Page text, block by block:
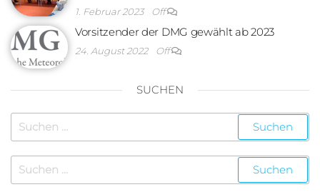
1. Februar 2023 Off
Vorsitzender der DMG gewählt ab 2023
24. August 2022 Off
SUCHEN